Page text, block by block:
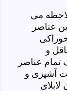
می
عناصر
و
عناصر
آشپزی و